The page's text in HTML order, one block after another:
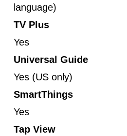
language)
TV Plus
Yes
Universal Guide
Yes (US only)
SmartThings
Yes
Tap View